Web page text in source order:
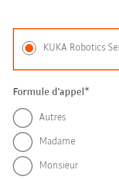
KUKA Robotics
Formule d'appel
Autres
Madame
Monsieur